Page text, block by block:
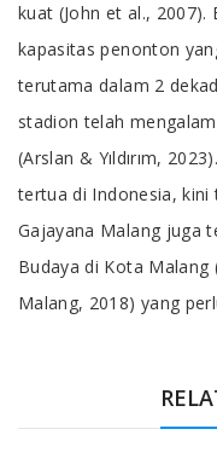
kuat (John et al.,
kapasitas penonton
terutama dalam 2
stadion telah
(Arslan & Yıldırım,
tertua di Indonesia, kini
Gajayana Malang juga
Budaya di Kota Malang
Malang, 2018) yang